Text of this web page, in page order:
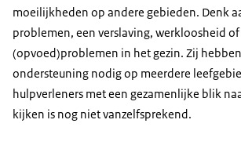
moeilijkheden op andere gebieden. Denk
problemen, een verslaving, werkloosheid of
(opvoed)problemen in het gezin. Zij
ondersteuning nodig op meerdere
hulpverleners met een gezamenlijke blik
kijken is nog niet vanzelfsprekend.